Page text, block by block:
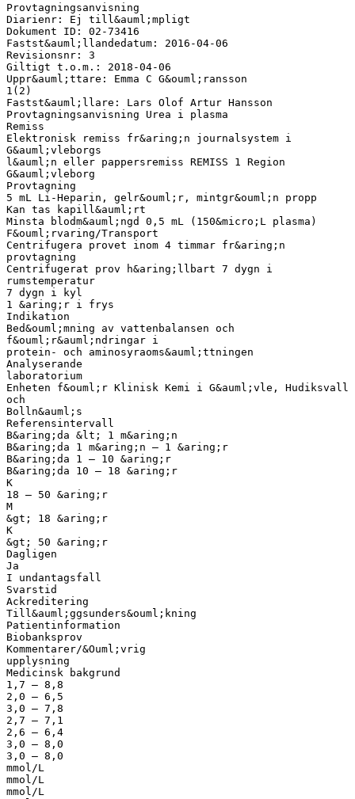
Provtagningsanvisning
Diarienr: Ej till&auml;mpligt
Dokument ID: 02-73416
Fastst&auml;llandedatum: 2016-04-06
Revisionsnr: 3
Giltigt t.o.m.: 2018-04-06
Uppr&auml;ttare: Emma C G&ouml;ransson
1(2)
Fastst&auml;llare: Lars Olof Artur Hansson
Provtagningsanvisning Urea i plasma
Remiss
Elektronisk remiss fr&aring;n journalsystem i
G&auml;vleborgs
l&auml;n eller pappersremiss REMISS 1 Region
G&auml;vleborg
Provtagning
5 mL Li-Heparin, gelr&ouml;r, mintgr&ouml;n propp
Kan tas kapill&auml;rt
Minsta blodm&auml;ngd 0,5 mL (150&micro;L plasma)
F&ouml;rvaring/Transport
Centrifugera provet inom 4 timmar fr&aring;n
provtagning
Centrifugerat prov h&aring;llbart 7 dygn i
rumstemperatur
7 dygn i kyl
1 &aring;r i frys
Indikation
Bed&ouml;mning av vattenbalansen och
f&ouml;r&auml;ndringar i
protein- och aminosyraoms&auml;ttningen
Analyserande
laboratorium
Enheten f&ouml;r Klinisk Kemi i G&auml;vle, Hudiksvall
och
Bolln&auml;s
Referensintervall
B&aring;da &lt; 1 m&aring;n
B&aring;da 1 m&aring;n – 1 &aring;r
B&aring;da 1 – 10 &aring;r
B&aring;da 10 – 18 &aring;r
K
18 – 50 &aring;r
M
&gt; 18 &aring;r
K
&gt; 50 &aring;r
Dagligen
Ja
I undantagsfall
Svarstid
Ackreditering
Till&auml;ggsunders&ouml;kning
Patientinformation
Biobanksprov
Kommentarer/&Ouml;vrig
upplysning
Medicinsk bakgrund
1,7 – 8,8
2,0 – 6,5
3,0 – 7,8
2,7 – 7,1
2,6 – 6,4
3,0 – 8,0
3,0 – 8,0
mmol/L
mmol/L
mmol/L